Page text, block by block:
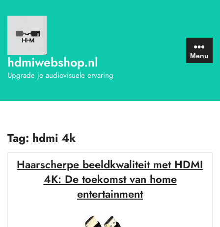
naar
inhoud
hdmiwebshop.nl
Upgrade je audiovisuele ervaring
Menu
Tag: hdmi 4k
Haarscherpe beeldkwaliteit met HDMI
4K: De toekomst van home
entertainment